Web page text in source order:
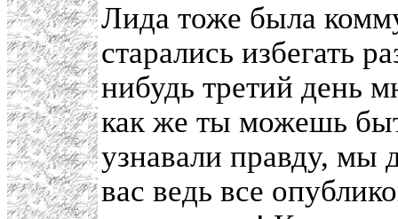
Лида тоже была
старались избегать
нибудь третий день
как же ты можешь
узнавали правду, мы
вас ведь все